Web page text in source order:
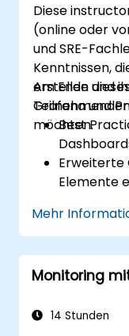
Diese
(online oder
und SRE-
Kenntnissen,
erstellen und
Grafana und
möchten.
Am Ende
Best
Elemente
Alerting-
um die
Mehr
Monitoring
14 Stunden